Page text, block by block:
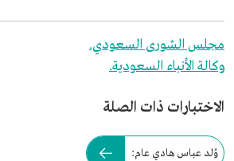
مجلس الشورى السعودي.
وكالة الأنباء السعودية.
الاختبارات ذات الصلة
وُلد عباس هادي عام: